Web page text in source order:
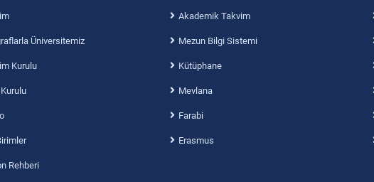
Üniversitemiz
Kurulu
Rehberi
Akademik Takvim
Mezun Bilgi Sistemi
Kütüphane
Mevlana
Farabi
Erasmus